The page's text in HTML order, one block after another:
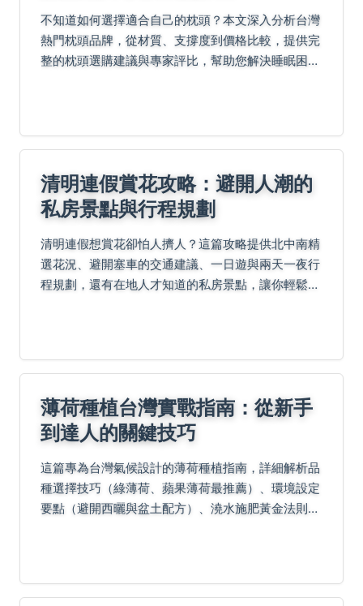
不知道如何選擇適合自己的枕頭？本文深入分析台灣
熱門枕頭品牌，從材質、支撐度到價格比較，提供完
整的枕頭選購建議與專家評比，幫助您解決睡眠困擾
清明連假賞花攻略：避開人潮的
私房景點與行程規劃
清明連假想賞花卻怕人擠人？這篇攻略提供北中南精
選花況、避開塞車的交通建議、一日遊與兩天一夜行
程規劃，還有在地人才知道的私房景點，讓你輕鬆享
薄荷種植台灣實戰指南：從新手
到達人的關鍵技巧
這篇專為台灣氣候設計的薄荷種植指南，詳細解析品
種選擇技巧（綠薄荷、蘋果薄荷最推薦）、環境設定
要點（避開西曬與盆土配方）、澆水施肥黃金法則